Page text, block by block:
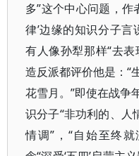
多”这个中心问题，作
律’边缘的知识分子
有人像孙犁那样“去
造反派都评价他是：“
花雪月。”即使在战争
识分子“非功利的、
情调”，“自始至终